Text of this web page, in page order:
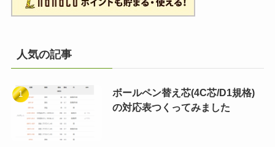
人気の記事
ボールペン替え芯(4C芯/D1規格)
の対応表つくってみました